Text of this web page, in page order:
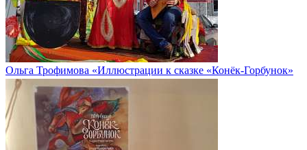
Ольга Трофимова «Иллюстрации к сказке «Конёк-Горбунок»